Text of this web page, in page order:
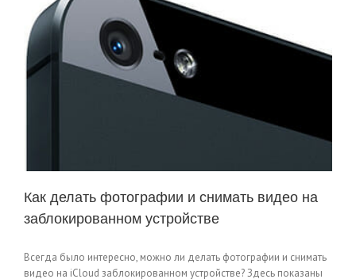
Как делать фотографии и снимать видео на
заблокированном устройстве
Всегда было интересно, можно ли делать фотографии и снимать
видео на iCloud заблокированном устройстве? Здесь показаны